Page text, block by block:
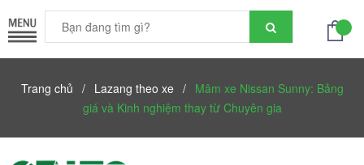
Trang chủ / Lazang theo xe / Mâm xe Nissan Sunny: Bảng
giá và Kinh nghiệm thay từ Chuyên gia